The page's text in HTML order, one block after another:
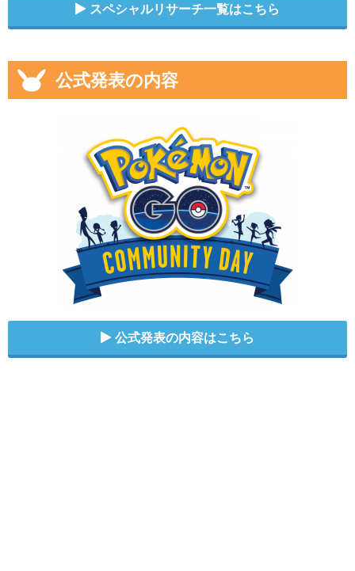
スペシャルリサーチ一覧はこちら
公式発表の内容
公式発表の内容はこちら